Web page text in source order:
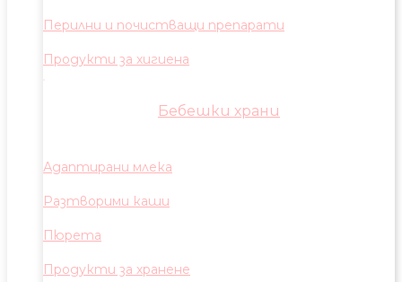
Перилни и почистващи препарати
Продукти за хигиена
Бебешки храни
Адаптирани млека
Разтворими каши
Пюрета
Продукти за хранене